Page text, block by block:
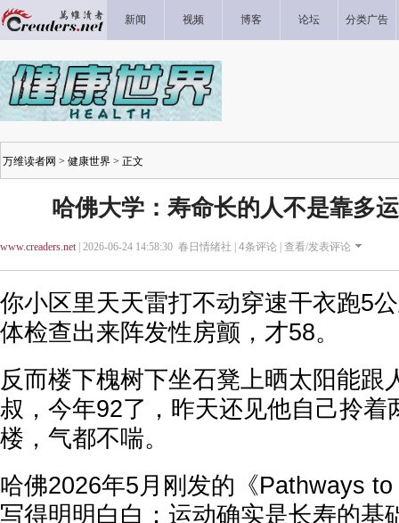
新闻 视频 博客 论坛 分类广告
万维读者网 > 健康世界 > 正文
哈佛大学：寿命长的人不是靠多
www.creaders.net| 2026-06-24 14:58:30 春日情绪社 | 4条评论 | 查看/发表评论
你小区里天天雷打不动穿速干衣跑5
体检查出来阵发性房颤，才58。
反而楼下槐树下坐石凳上晒太阳能跟
叔，今年92了，昨天还见他自己拎着
楼，气都不喘。
哈佛2026年5月刚发的《Pathways
写得明明白白：运动确实是长寿的基